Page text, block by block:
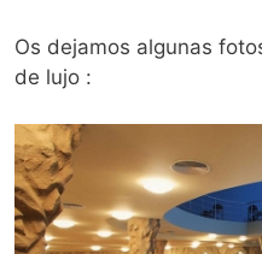
Os dejamos algunas
de lujo :